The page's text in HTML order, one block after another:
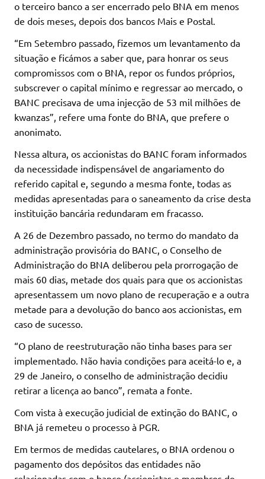
o terceiro banco a ser encerrado pelo BNA em menos
de dois meses, depois dos bancos Mais e Postal.
“Em Setembro passado, fizemos um levantamento da
situação e ficámos a saber que, para honrar os seus
compromissos com o BNA, repor os fundos próprios,
subscrever o capital mínimo e regressar ao mercado, o
BANC precisava de uma injecção de 53 mil milhões de
kwanzas”, refere uma fonte do BNA, que prefere o
anonimato.
Nessa altura, os accionistas do BANC foram informados
da necessidade indispensável de angariamento do
referido capital e, segundo a mesma fonte, todas as
medidas apresentadas para o saneamento da crise desta
instituição bancária redundaram em fracasso.
A 26 de Dezembro passado, no termo do mandato da
administração provisória do BANC, o Conselho de
Administração do BNA deliberou pela prorrogação de
mais 60 dias, metade dos quais para que os accionistas
apresentassem um novo plano de recuperação e a outra
metade para a devolução do banco aos accionistas, em
caso de sucesso.
“O plano de reestruturação não tinha bases para ser
implementado. Não havia condições para aceitá-lo e, a
29 de Janeiro, o conselho de administração decidiu
retirar a licença ao banco”, remata a fonte.
Com vista à execução judicial de extinção do BANC, o
BNA já remeteu o processo à PGR.
Em termos de medidas cautelares, o BNA ordenou o
pagamento dos depósitos das entidades não